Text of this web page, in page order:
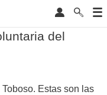
del
Estas son las